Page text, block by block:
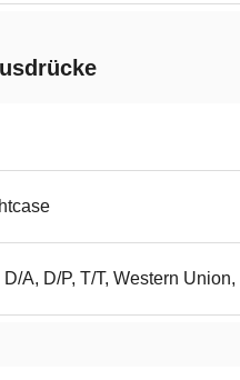
D/A, D/P, T/T, Western